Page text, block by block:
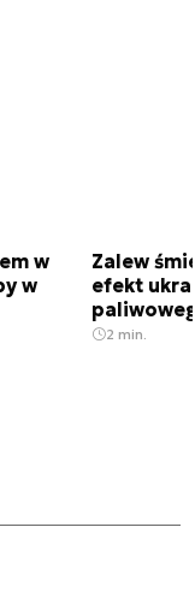
w
w
Zalew
efekt
2 min.